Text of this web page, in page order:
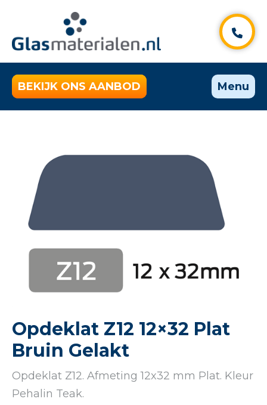
BEKIJK ONS AANBOD Menu
Opdeklat Z12 12×32 Plat
Bruin Gelakt
Opdeklat Z12. Afmeting 12x32 mm Plat. Kleur
Pehalin Teak.